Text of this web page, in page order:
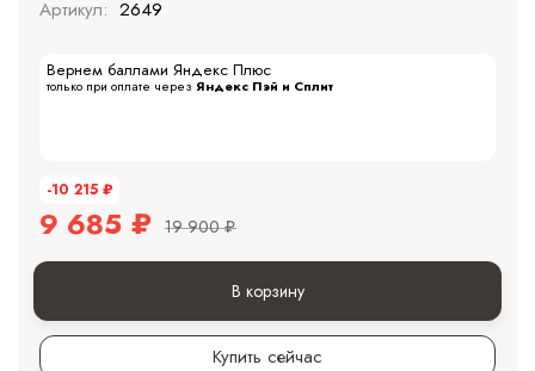
Артикул: 2649
Вернем баллами Яндекс Плюс
только при оплате через Яндекс Пэй и Сплит
-10 215 ₽
9 685 ₽ 19 900 ₽
В корзину
Купить сейчас